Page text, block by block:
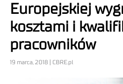
Europejskiej
kosztami i
pracowników
19 marca, 2018 | CBRE.pl